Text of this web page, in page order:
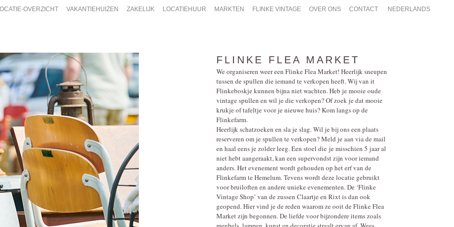
OVERZICHT VAKANTIEHUIZEN ZAKELIJK LOCATIEHUUR MARKTEN FLINKE VINTAGE OVER ONS CONTACT NEDERLANDS
FLINKE FLEA MARKET
We organiseren weer een Flinke Flea Market! Heerlijk sneupen
tussen de spullen die iemand te verkopen heeft. Wij van it
Flinkeboskje kunnen bijna niet wachten. Heb je mooie oude
vintage spullen en wil je die verkopen? Of zoek je dat mooie
krukje of tafeltje voor je nieuwe huis? Kom langs op de
Flinkefarm.
Heerlijk schatzoeken en sla je slag. Wil je bij ons een plaats
reserveren om je spullen te verkopen? Meld je aan via de mail
en haal eens je zolder leeg. Een stoel die je misschien 5 jaar al
niet hebt aangeraakt, kan een supervondst zijn voor iemand
anders. Het evenement wordt gehouden op het erf van de
Flinkefarm te Hemelum. Tevens wordt deze locatie gebruikt
voor bruiloften en andere unieke evenementen. De ‘Flinke
Vintage Shop’ van de zussen Claartje en Rixt is dan ook
geopend. Hier vind je de reden waarom ze ooit de Flinke Flea
Market zijn begonnen. De liefde voor bijzondere items zoals